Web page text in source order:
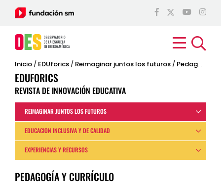
Inicio / EDUforics / Reimaginar juntos los futuros / Pedagogía y currículo
EDUFORICS
REVISTA DE INNOVACIÓN EDUCATIVA
REIMAGINAR JUNTOS LOS FUTUROS
EDUCACIÓN INCLUSIVA Y DE CALIDAD
EXPERIENCIAS Y RECURSOS
PEDAGOGÍA Y CURRÍCULO